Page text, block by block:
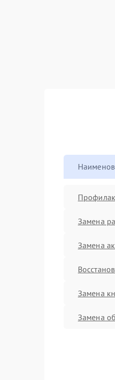
Замена
Замена
Замена
Замена